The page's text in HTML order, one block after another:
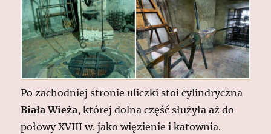
Po zachodniej stronie uliczki stoi cylindryczna
Biała Wieża, której dolna część służyła aż do
połowy XVIII w. jako więzienie i katownia.